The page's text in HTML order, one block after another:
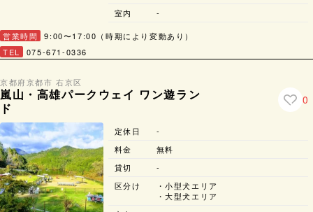
営業時間
9:00〜17:00（時期により変動あり）
TEL
075-671-0336
室内
-
京都府京都市 右京区
嵐山・高雄パークウェイ ワン遊ラン
ド
0
定休日
-
料金
無料
貸切
-
区分け
・小型犬エリア
・大型犬エリア